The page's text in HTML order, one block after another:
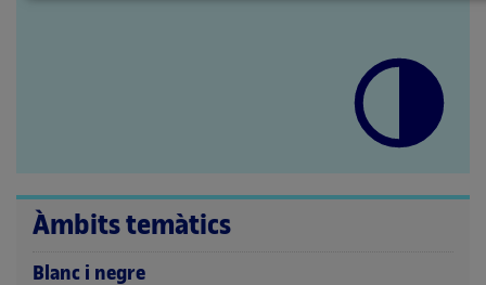
Àmbits temàtics
Blanc i negre